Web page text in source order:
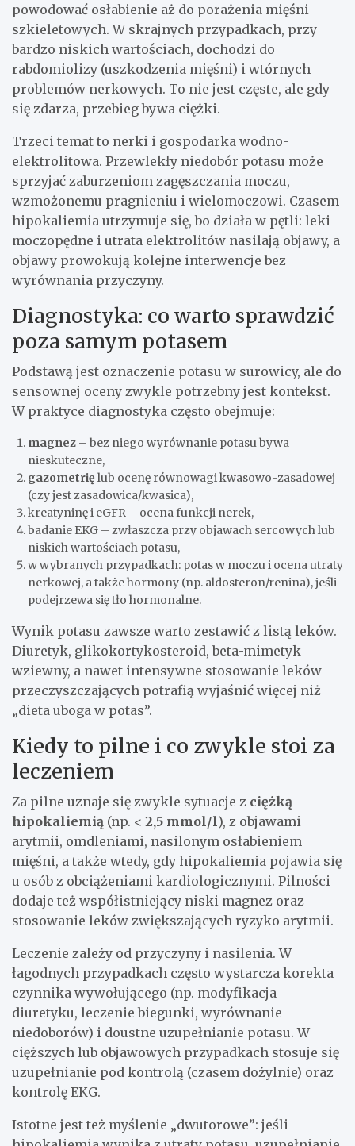
powodować osłabienie aż do porażenia mięśni
szkieletowych. W skrajnych przypadkach, przy
bardzo niskich wartościach, dochodzi do
rabdomiolizy (uszkodzenia mięśni) i wtórnych
problemów nerkowych. To nie jest częste, ale gdy
się zdarza, przebieg bywa ciężki.
Trzeci temat to nerki i gospodarka wodno-
elektrolitowa. Przewlekły niedobór potasu może
sprzyjać zaburzeniom zagęszczania moczu,
wzmożonemu pragnieniu i wielomoczowi. Czasem
hipokaliemia utrzymuje się, bo działa w pętli: leki
moczopędne i utrata elektrolitów nasilają objawy, a
objawy prowokują kolejne interwencje bez
wyrównania przyczyny.
Diagnostyka: co warto sprawdzić
poza samym potasem
Podstawą jest oznaczenie potasu w surowicy, ale do
sensownej oceny zwykle potrzebny jest kontekst.
W praktyce diagnostyka często obejmuje:
magnez – bez niego wyrównanie potasu bywa
nieskuteczne,
gazometrię lub ocenę równowagi kwasowo-zasadowej
(czy jest zasadowica/kwasica),
kreatyninę i eGFR – ocena funkcji nerek,
badanie EKG – zwłaszcza przy objawach sercowych lub
niskich wartościach potasu,
w wybranych przypadkach: potas w moczu i ocena utraty
nerkowej, a także hormony (np. aldosteron/renina), jeśli
podejrzewa się tło hormonalne.
Wynik potasu zawsze warto zestawić z listą leków.
Diuretyk, glikokortykosteroid, beta-mimetyk
wziewny, a nawet intensywne stosowanie leków
przeczyszczających potrafią wyjaśnić więcej niż
„dieta uboga w potas”.
Kiedy to pilne i co zwykle stoi za
leczeniem
Za pilne uznaje się zwykle sytuacje z ciężką
hipokaliemią (np. < 2,5 mmol/l), z objawami
arytmii, omdleniami, nasilonym osłabieniem
mięśni, a także wtedy, gdy hipokaliemia pojawia się
u osób z obciążeniami kardiologicznymi. Pilności
dodaje też współistniejący niski magnez oraz
stosowanie leków zwiększających ryzyko arytmii.
Leczenie zależy od przyczyny i nasilenia. W
łagodnych przypadkach często wystarcza korekta
czynnika wywołującego (np. modyfikacja
diuretyku, leczenie biegunki, wyrównanie
niedoborów) i doustne uzupełnianie potasu. W
cięższych lub objawowych przypadkach stosuje się
uzupełnianie pod kontrolą (czasem dożylnie) oraz
kontrolę EKG.
Istotne jest też myślenie „dwutorowe”: jeśli